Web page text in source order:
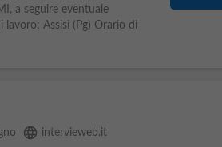
a seguire eventuale
Assisi (Pg) Orario di
language intervieweb.it